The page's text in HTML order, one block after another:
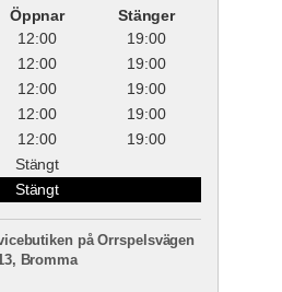
Öppnar
Stänger
12:00
19:00
12:00
19:00
12:00
19:00
12:00
19:00
12:00
19:00
Stängt
Stängt
på Orrspelsvägen
Bromma